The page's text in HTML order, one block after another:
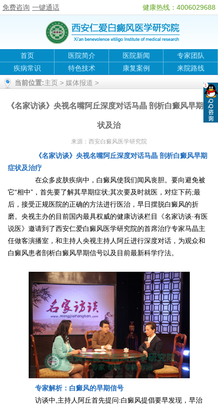
免费咨询 一键通话 健康热线：4006029688
首页 医院简介 医院新闻
专家团队
疾病常识
特色技术 康复案例
来院路线
当前位置:主页 > 媒体报道 >
《名家访谈》央视名嘴阿丘深度对话马晶 剖析白癜风早期症
状及治
来源： 西安白癜风医学研究院
《名家访谈》央视名嘴阿丘深度对话马晶 剖析白癜风早期
症状及治疗
在众多皮肤疾病中，白癜风使我们闻风丧胆。要向避免被
它“相中”，首先要了解其早期症状;其次要及时就医，对症下药;最
后，接受正规医院的正确的方法进行医治，早日摆脱白癜风的折
磨。央视主办的目前国内最具权威的健康访谈栏目《名家访谈·有医
说医》邀请到了西安仁爱白癜风医学研究院的首席治疗专家马晶主
任做客演播室，和主持人央视主持人阿丘进行深度对话，为观众和
白癜风患者剖析白癜风早期信号以及目前最新科学疗法。
专家解析：白癜风的早期信号
访谈中,主持人阿丘首先提问:白癜风提倡要早发现，早治